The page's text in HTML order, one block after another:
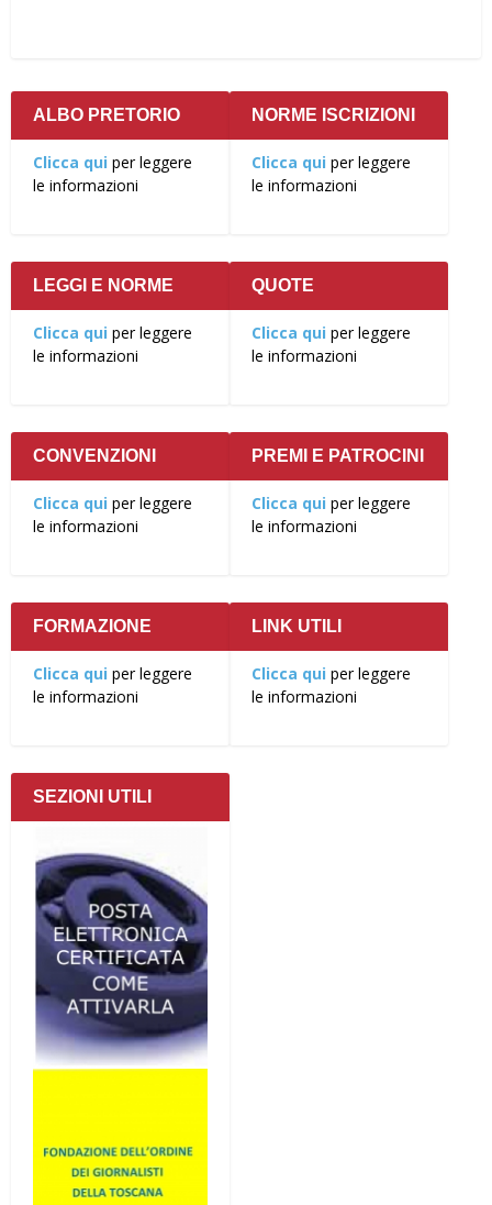
ALBO PRETORIO
Clicca qui per leggere
le informazioni
NORME ISCRIZIONI
Clicca qui per leggere
le informazioni
LEGGI E NORME
Clicca qui per leggere
le informazioni
QUOTE
Clicca qui per leggere
le informazioni
CONVENZIONI
Clicca qui per leggere
le informazioni
PREMI E PATROCINI
Clicca qui per leggere
le informazioni
FORMAZIONE
Clicca qui per leggere
le informazioni
LINK UTILI
Clicca qui per leggere
le informazioni
SEZIONI UTILI